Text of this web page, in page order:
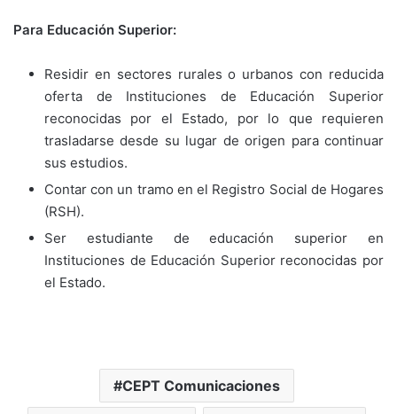
Para Educación Superior:
Residir en sectores rurales o urbanos con reducida
oferta de Instituciones de Educación Superior
reconocidas por el Estado, por lo que requieren
trasladarse desde su lugar de origen para continuar
sus estudios.
Contar con un tramo en el Registro Social de Hogares
(RSH).
Ser estudiante de educación superior en
Instituciones de Educación Superior reconocidas por
el Estado.
CEPT Comunicaciones